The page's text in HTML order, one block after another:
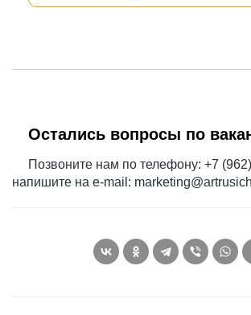
Остались вопросы по
Позвоните нам по телефону: +7
напишите на e-mail: